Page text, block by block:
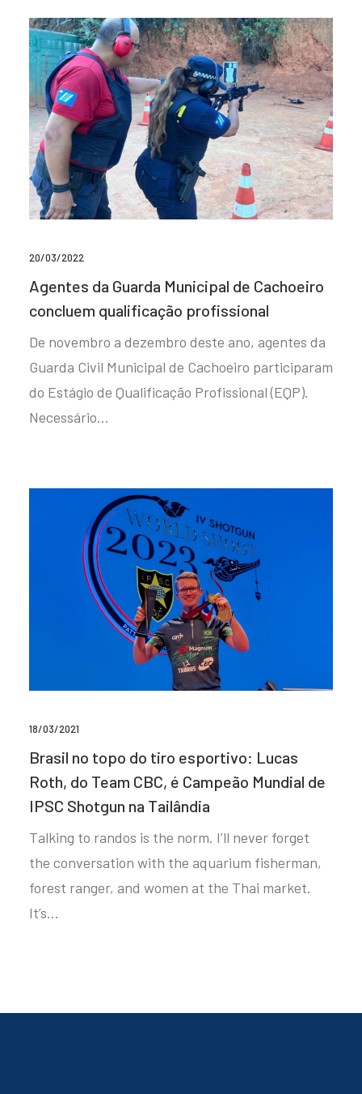
20/03/2022
Agentes da Guarda Municipal de Cachoeiro
concluem qualificação profissional
De novembro a dezembro deste ano, agentes da
Guarda Civil Municipal de Cachoeiro participaram
do Estágio de Qualificação Profissional (EQP).
Necessário…
18/03/2021
Brasil no topo do tiro esportivo: Lucas
Roth, do Team CBC, é Campeão Mundial de
IPSC Shotgun na Tailândia
Talking to randos is the norm. I’ll never forget
the conversation with the aquarium fisherman,
forest ranger, and women at the Thai market.
It’s…